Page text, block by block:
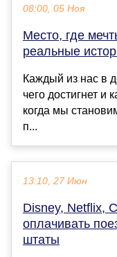
08:00, 05 Ноя
Место, где
реальные
Каждый из нас в
чего достигнет и
когда мы
п...
13:10, 27 Июн
Disney, Netflix,
оплачивать
штаты